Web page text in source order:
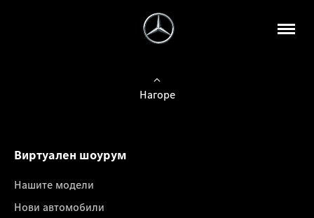
Нагоре
Виртуален шоурум
Нашите модели
Нови автомобили